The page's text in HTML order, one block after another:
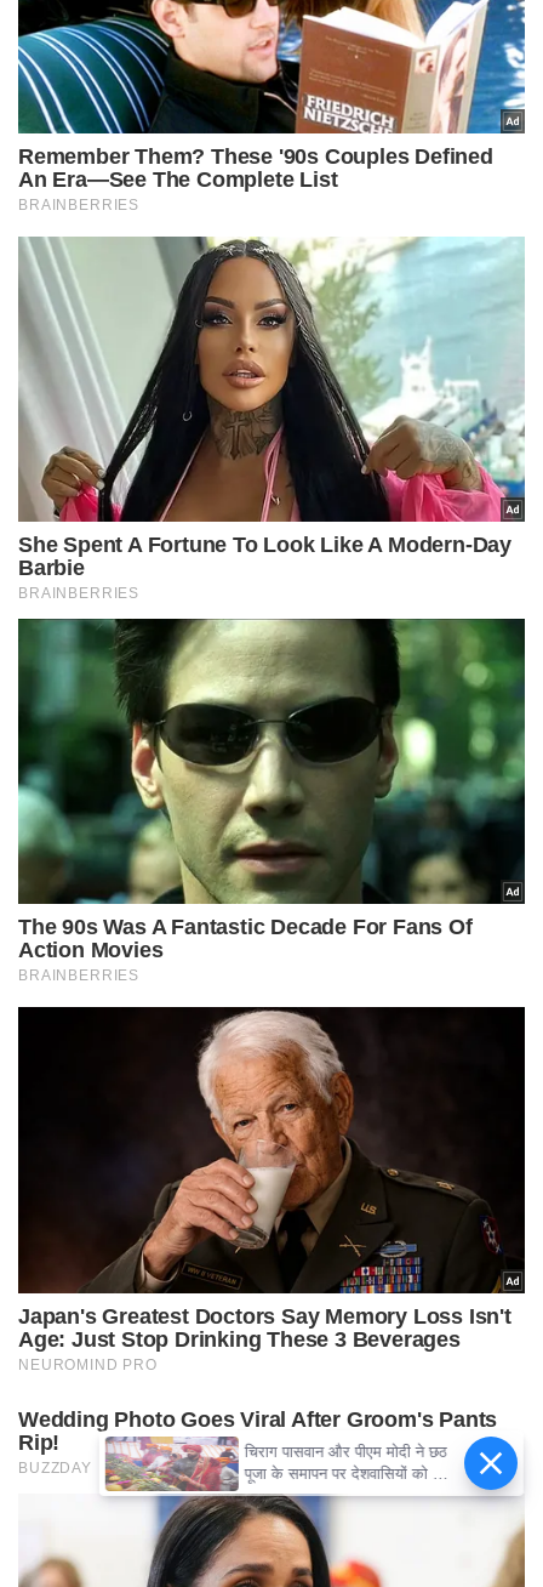
चिराग पासवान और पीएम मोदी ने छठ
पूजा के समापन पर देशवासियों को दी
शुभकामनाएं, छठी मैया से देश की
समृद्धि की कामना की